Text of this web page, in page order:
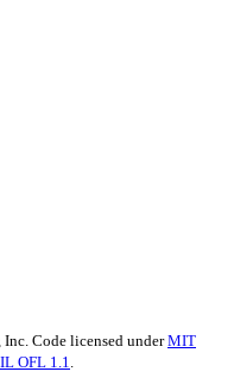
Code licensed underMIT
OFL 1.1